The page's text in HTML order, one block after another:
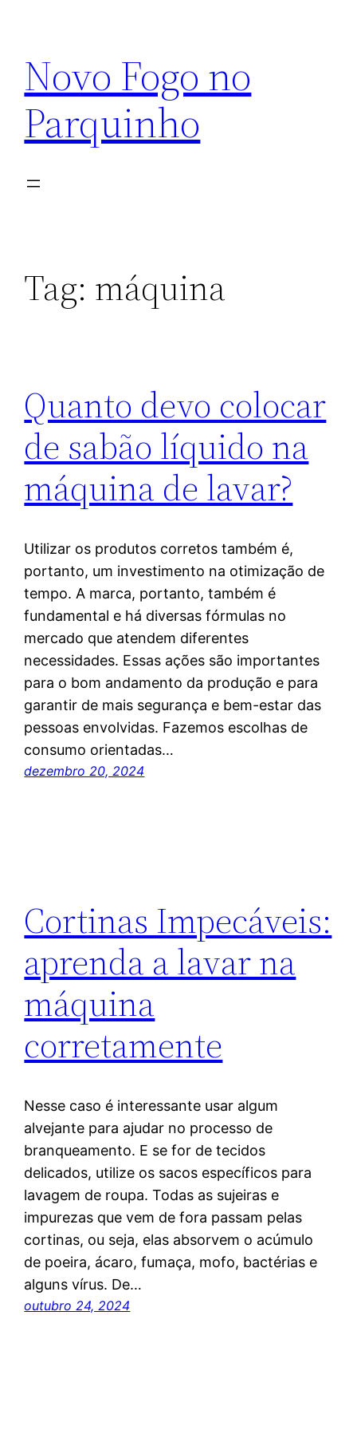
conteúdo
Novo Fogo no
Parquinho
Tag: máquina
Quanto devo colocar
de sabão líquido na
máquina de lavar?
Utilizar os produtos corretos também é,
portanto, um investimento na otimização de
tempo. A marca, portanto, também é
fundamental e há diversas fórmulas no
mercado que atendem diferentes
necessidades. Essas ações são importantes
para o bom andamento da produção e para
garantir de mais segurança e bem-estar das
pessoas envolvidas. Fazemos escolhas de
consumo orientadas…
dezembro 20, 2024
Cortinas Impecáveis:
aprenda a lavar na
máquina
corretamente
Nesse caso é interessante usar algum
alvejante para ajudar no processo de
branqueamento. E se for de tecidos
delicados, utilize os sacos específicos para
lavagem de roupa. Todas as sujeiras e
impurezas que vem de fora passam pelas
cortinas, ou seja, elas absorvem o acúmulo
de poeira, ácaro, fumaça, mofo, bactérias e
alguns vírus. De…
outubro 24, 2024